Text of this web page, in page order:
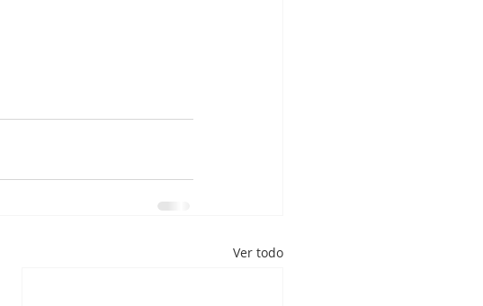
Ver todo